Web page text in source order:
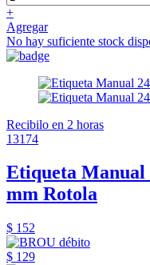
+
Agregar
No hay suficiente stock
Recibilo en 2 horas
13174
Etiqueta Manual
mm Rotola
$ 152
$ 129